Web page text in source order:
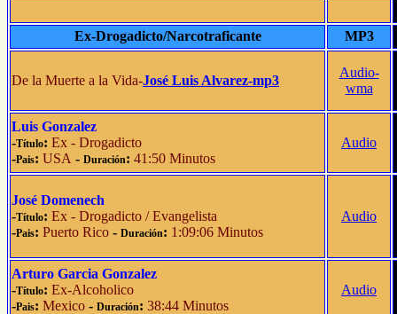
Ex-Drogadicto/Narcotraficante MP3
De la Muerte a la Vida-José Luis Alvarez-mp3
Audio-
wma
Luis Gonzalez
-Título: Ex - Drogadicto
-Pais: USA - Duración: 41:50 Minutos
Audio
José Domenech
-Título: Ex - Drogadicto / Evangelista
-Pais: Puerto Rico - Duración: 1:09:06 Minutos
Audio
Arturo Garcia Gonzalez
-Título: Ex-Alcoholico
-Pais: Mexico - Duración: 38:44 Minutos
Audio